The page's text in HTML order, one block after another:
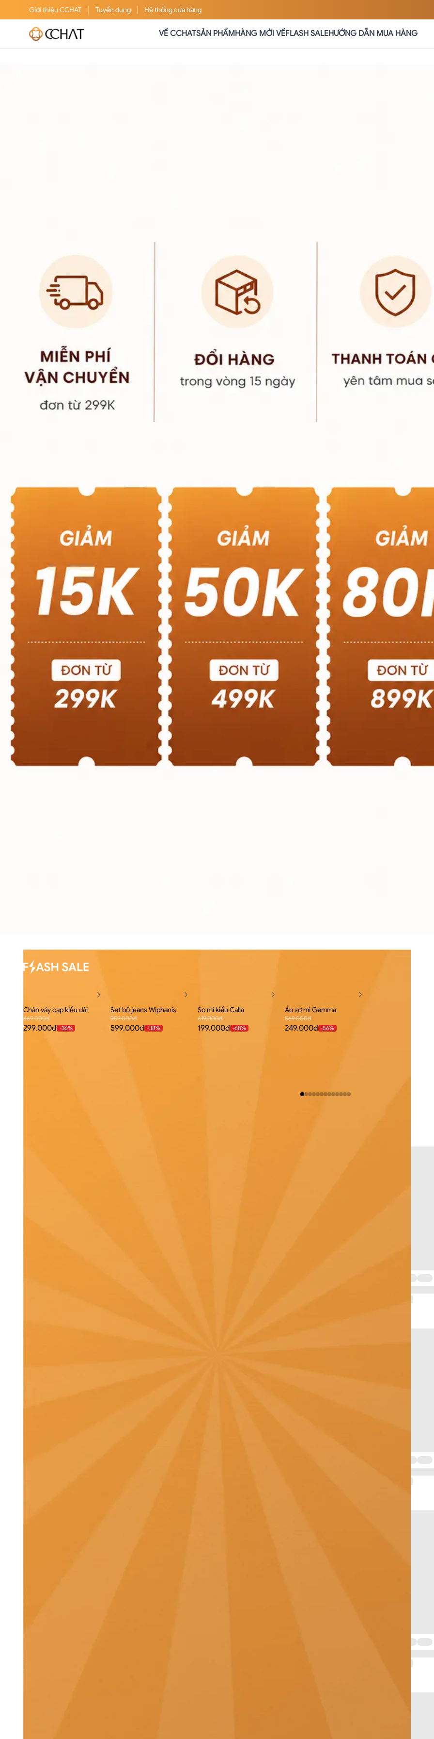
Giới thiệu CCHAT Tuyển dụng Hệ thống cửa hàng
VỀ CCHATSẢN PHẨMHÀNG MỚI VỀFLASH SALEHƯỚNG DẪN MUA HÀNG
Chân váy cạp kiểu dài
469.000đ
299.000đ -36%
Set bộ jeans Wiphanis
959.000đ
599.000đ -38%
Sơ mi kiểu Calla
619.000đ
199.000đ -68%
Áo sơ mi Gemma
569.000đ
249.000đ -56%